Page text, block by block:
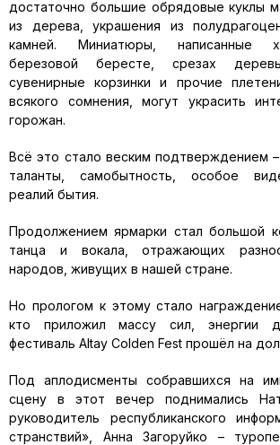
достаточно большие обрядовые куклы
из дерева, украшения из
камней. Миниатюры, написанные
березовой бересте, срезах
сувенирные корзинки и прочие
всякого сомнения, могут украсить
горожан.
Всё это стало веским подтверждением
таланты, самобытность, особое
реалий бытия.
Продолжением ярмарки стал большой
танца и вокала, отражающих
народов, живущих в нашей стране.
Но прологом к этому стало
кто приложил массу сил, энергии
фестиваль Аltay Colden Fest прошёл на
Под аплодисменты собравшихся на
сцену в этот вечер поднимались
руководитель республиканского
странствий», Анна Загоруйко –